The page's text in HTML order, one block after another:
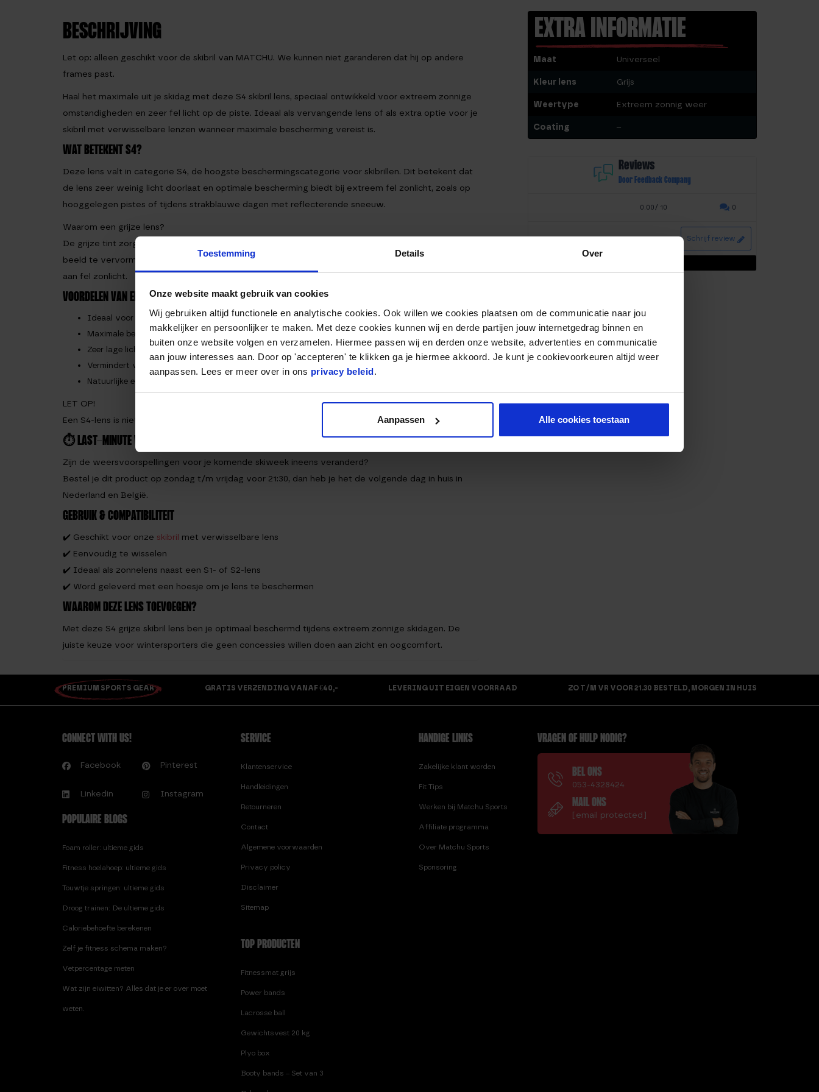
Toestemming Details Over
Onze website maakt gebruik van cookies
Wij gebruiken altijd functionele en analytische cookies. Ook willen we cookies plaatsen om de communicatie naar jou
makkelijker en persoonlijker te maken. Met deze cookies kunnen wij en derde partijen jouw internetgedrag binnen en
buiten onze website volgen en verzamelen. Hiermee passen wij en derden onze website, advertenties en communicatie
aan jouw interesses aan. Door op 'accepteren' te klikken ga je hiermee akkoord. Je kunt je cookievoorkeuren altijd weer
aanpassen. Lees er meer over in ons privacy beleid.
Aanpassen Alle cookies toestaan
BESCHRIJVING
Let op: alleen geschikt voor de skibril van MATCHU. We kunnen niet garanderen dat hij op andere
frames past.
Haal het maximale uit je skidag met deze S4 skibril lens, speciaal ontwikkeld voor extreem zonnige
omstandigheden en zeer fel licht op de piste. Ideaal als vervangende lens of als extra optie voor je
skibril met verwisselbare lenzen wanneer maximale bescherming vereist is.
WAT BETEKENT S4?
Deze lens valt in categorie S4, de hoogste beschermingscategorie voor skibrillen. Dit betekent dat
de lens zeer weinig licht doorlaat en optimale bescherming biedt bij extreem fel zonlicht, zoals op
hooggelegen pistes of tijdens strakblauwe dagen met reflecterende sneeuw.
Waarom een grijze lens?
De grijze tint zorgt voor een natuurlijke kleurweergave en reduceert de lichtintensiteit zonder het
beeld te vervormen. Hierdoor blijft je zicht rustig en comfortabel, zelfs bij langdurige blootstelling
aan fel zonlicht.
VOORDELEN VAN EEN S4 LENS
Ideaal voor hooggebergte en strakke zonnige dagen
Maximale bescherming tegen extreem fel zonlicht
Zeer lage lichtdoorlatendheid
Vermindert verblinding en vermoeide ogen
Natuurlijke en rustige kleurweergave
LET OP!
Een S4-lens is niet geschikt voor bewolkt weer of slecht zicht.
⏱️ LAST-MINUTE WEEROMSLAG? GEEN PROBLEEM.
Zijn de weersvoorspellingen voor je komende skiweek ineens veranderd?
Bestel je dit product op zondag t/m vrijdag voor 21:30, dan heb je het de volgende dag in huis in
Nederland en België.
GEBRUIK & COMPATIBILITEIT
✔️ Geschikt voor onze skibril met verwisselbare lens
✔️ Eenvoudig te wisselen
✔️ Ideaal als zonnelens naast een S1- of S2-lens
✔️ Word geleverd met een hoesje om je lens te beschermen
WAAROM DEZE LENS TOEVOEGEN?
Met deze S4 grijze skibril lens ben je optimaal beschermd tijdens extreem zonnige skidagen. De
juiste keuze voor wintersporters die geen concessies willen doen aan zicht en oogcomfort.
EXTRA INFORMATIE
Maat Universeel
Kleur lens Grijs
Weertype Extreem zonnig weer
Coating –
Reviews
Door Feedback Company
0.00/ 10 0
Schrijf review
PREMIUM SPORTS GEAR GRATIS VERZENDING VANAF €40,- LEVERING UIT EIGEN VOORRAAD ZO T/M VR VOOR 21.30 BESTELD, MORGEN IN HUIS
CONNECT WITH US!
Facebook Pinterest
Linkedin Instagram
POPULAIRE BLOGS
Foam roller: ultieme gids
Fitness hoelahoep: ultieme gids
Touwtje springen: ultieme gids
Droog trainen: De ultieme gids
Caloriebehoefte berekenen
Zelf je fitness schema maken?
Vetpercentage meten
Wat zijn eiwitten? Alles dat je er over moet
weten.
SERVICE
Klantenservice
Handleidingen
Retourneren
Contact
Algemene voorwaarden
Privacy policy
Disclaimer
Sitemap
TOP PRODUCTEN
Fitnessmat grijs
Power bands
Lacrosse ball
Gewichtsvest 20 kg
Plyo box
Booty bands – Set van 3
HANDIGE LINKS
Zakelijke klant worden
Fit Tips
Werken bij Matchu Sports
Affiliate programma
Over Matchu Sports
Sponsoring
VRAGEN OF HULP NODIG?
BEL ONS
053-4328424
MAIL ONS
[email protected]